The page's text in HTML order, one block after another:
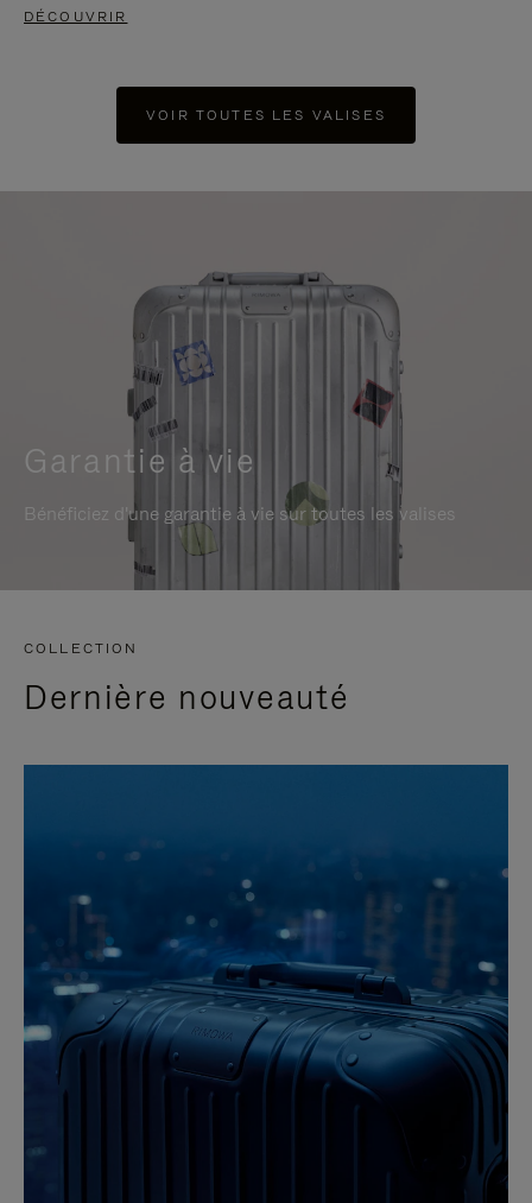
DÉCOUVRIR
VOIR TOUTES LES VALISES
Garantie à vie
Bénéficiez d'une garantie à vie sur toutes les valises
COLLECTION
Dernière nouveauté